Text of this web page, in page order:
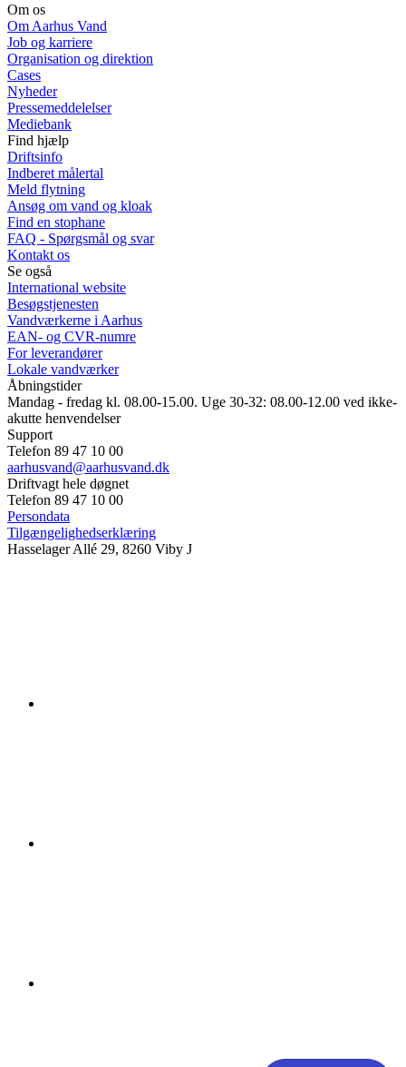
Om os
Om Aarhus Vand
Job og karriere
Organisation og direktion
Cases
Nyheder
Pressemeddelelser
Mediebank
Find hjælp
Driftsinfo
Indberet målertal
Meld flytning
Ansøg om vand og kloak
Find en stophane
FAQ - Spørgsmål og svar
Kontakt os
Se også
International website
Besøgstjenesten
Vandværkerne i Aarhus
EAN- og CVR-numre
For leverandører
Lokale vandværker
Åbningstider
Mandag - fredag kl. 08.00-15.00. Uge 30-32: 08.00-12.00 ved ikke-
akutte henvendelser
Support
Telefon 89 47 10 00
aarhusvand@aarhusvand.dk
Driftvagt hele døgnet
Telefon 89 47 10 00
Persondata
Tilgængelighedserklæring
Hasselager Allé 29, 8260 Viby J